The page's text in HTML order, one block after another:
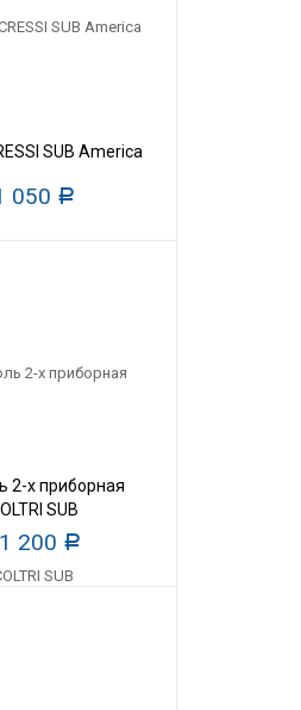
SUB America
050 Р
2-х приборная
SUB
200 Р